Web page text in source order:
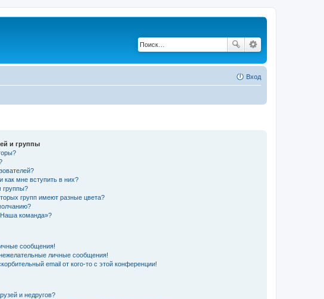
Вход
и группы
как мне вступить в них?
группы?
групп имеют разные цвета?
команда»?
сообщения!
личные сообщения!
email от кого-то с этой конференции!
и недругов?